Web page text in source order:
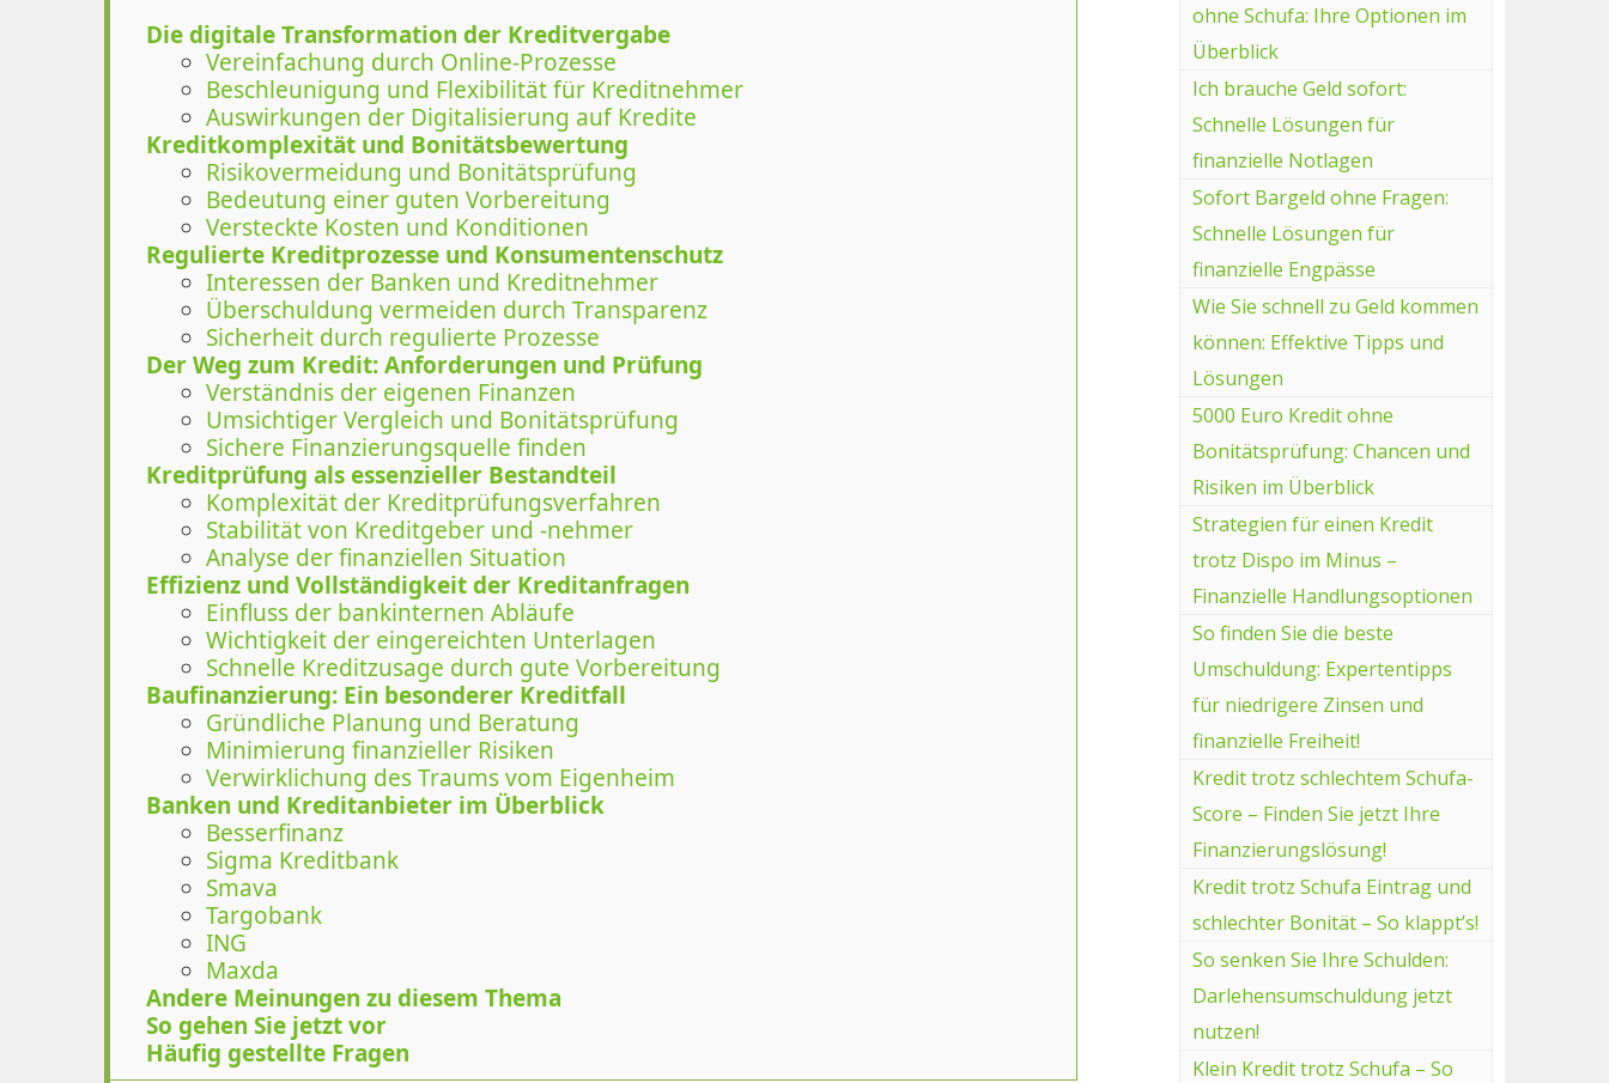
Die digitale Transformation der Kreditvergabe
Vereinfachung durch Online-Prozesse
Beschleunigung und Flexibilität für Kreditnehmer
Auswirkungen der Digitalisierung auf Kredite
Kreditkomplexität und Bonitätsbewertung
Risikovermeidung und Bonitätsprüfung
Bedeutung einer guten Vorbereitung
Versteckte Kosten und Konditionen
Regulierte Kreditprozesse und Konsumentenschutz
Interessen der Banken und Kreditnehmer
Überschuldung vermeiden durch Transparenz
Sicherheit durch regulierte Prozesse
Der Weg zum Kredit: Anforderungen und Prüfung
Verständnis der eigenen Finanzen
Umsichtiger Vergleich und Bonitätsprüfung
Sichere Finanzierungsquelle finden
Kreditprüfung als essenzieller Bestandteil
Komplexität der Kreditprüfungsverfahren
Stabilität von Kreditgeber und -nehmer
Analyse der finanziellen Situation
Effizienz und Vollständigkeit der Kreditanfragen
Einfluss der bankinternen Abläufe
Wichtigkeit der eingereichten Unterlagen
Schnelle Kreditzusage durch gute Vorbereitung
Baufinanzierung: Ein besonderer Kreditfall
Gründliche Planung und Beratung
Minimierung finanzieller Risiken
Verwirklichung des Traums vom Eigenheim
Banken und Kreditanbieter im Überblick
Besserfinanz
Sigma Kreditbank
Smava
Targobank
ING
Maxda
Andere Meinungen zu diesem Thema
So gehen Sie jetzt vor
Häufig gestellte Fragen
ohne Schufa: Ihre Optionen im
Überblick
Ich brauche Geld sofort:
Schnelle Lösungen für
finanzielle Notlagen
Sofort Bargeld ohne Fragen:
Schnelle Lösungen für
finanzielle Engpässe
Wie Sie schnell zu Geld kommen
können: Effektive Tipps und
Lösungen
5000 Euro Kredit ohne
Bonitätsprüfung: Chancen und
Risiken im Überblick
Strategien für einen Kredit
trotz Dispo im Minus –
Finanzielle Handlungsoptionen
So finden Sie die beste
Umschuldung: Expertentipps
für niedrigere Zinsen und
finanzielle Freiheit!
Kredit trotz schlechtem Schufa-
Score – Finden Sie jetzt Ihre
Finanzierungslösung!
Kredit trotz Schufa Eintrag und
schlechter Bonität – So klappt’s!
So senken Sie Ihre Schulden:
Darlehensumschuldung jetzt
nutzen!
Klein Kredit trotz Schufa – So